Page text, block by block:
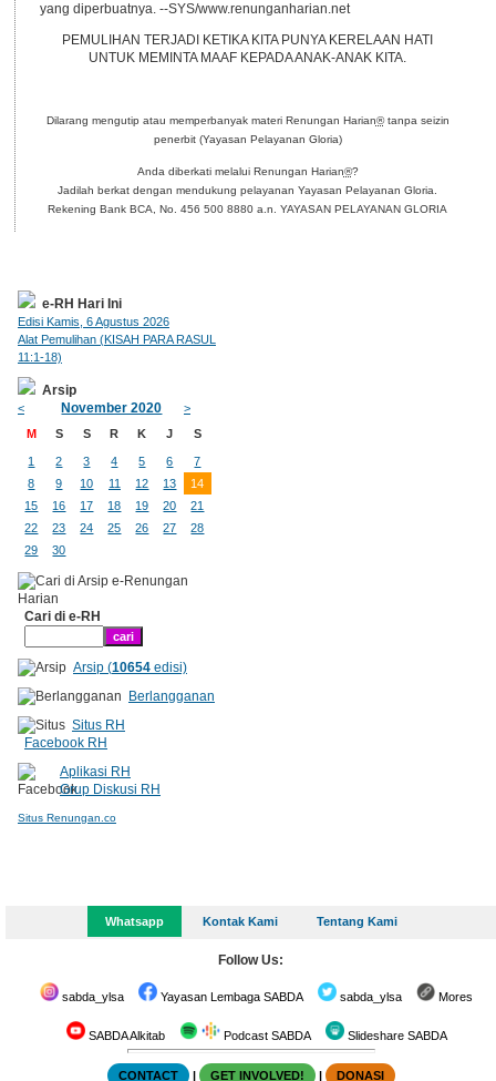
yang diperbuatnya. --SYS/www.renunganharian.net
PEMULIHAN TERJADI KETIKA KITA PUNYA KERELAAN HATI
UNTUK MEMINTA MAAF KEPADA ANAK-ANAK KITA.
Dilarang mengutip atau memperbanyak materi Renungan Harian®tanpa seizin
penerbit (Yayasan Pelayanan Gloria)
Anda diberkati melalui Renungan Harian®?
Jadilah berkat dengan mendukung pelayanan Yayasan Pelayanan Gloria.
Rekening Bank BCA, No. 456 500 8880 a.n. YAYASAN PELAYANAN GLORIA
e-RH Hari Ini
Edisi Kamis, 6 Agustus 2026
Alat Pemulihan (KISAH PARA RASUL
11:1-18)
Arsip
< November 2020
>
M
S S R K J S
1 2 3 4 5 6
7
8
9 10 11 12 13
14
15
16 17 18 19 20
21
22
23 24 25 26 27
28
29
30
Cari di e-RH
Arsip (10654edisi)
Berlangganan
Situs RH
Facebook RH
Aplikasi RH
Grup Diskusi RH
Situs Renungan.co
Whatsapp Kontak Kami Tentang Kami
Follow Us:
sabda_ylsa Yayasan Lembaga SABDA sabda_ylsa Mores
SABDA Alkitab Podcast SABDA Slideshare SABDA
CONTACT | GET INVOLVED! | DONASI